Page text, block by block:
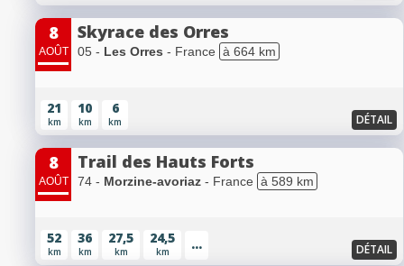
8
AOÛT
Skyrace des Orres
05 - Les Orres - France à 664 km
21
km
10
km
6
km DÉTAIL
8
AOÛT
Trail des Hauts Forts
74 - Morzine-avoriaz - France à 589 km
52
km
36
km
27,5
km
24,5
km ... DÉTAIL